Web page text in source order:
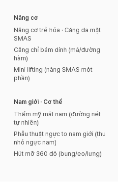
Nâng cơ
Nâng cơ trẻ hóa · Căng da mặt
SMAS
Căng chỉ bám dính (má/đường
hàm)
Mini lifting (nâng SMAS một
phần)
Nam giới · Cơ thể
Thẩm mỹ mắt nam (đường nét
tự nhiên)
Phẫu thuật ngực to nam giới (thu
nhỏ ngực nam)
Hút mỡ 360 độ (bụng/eo/lưng)